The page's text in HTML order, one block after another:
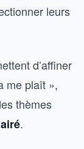
leurs
d’affiner
me plaît »,
thèmes
.